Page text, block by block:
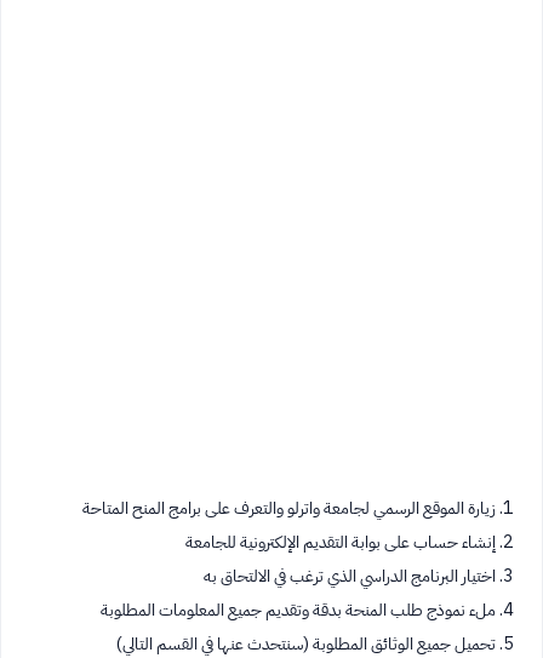
زيارة الموقع الرسمي لجامعة واترلو والتعرف على برامج المنح المتاحة
إنشاء حساب على بوابة التقديم الإلكترونية للجامعة
اختيار البرنامج الدراسي الذي ترغب في الالتحاق به
ملء نموذج طلب المنحة بدقة وتقديم جميع المعلومات المطلوبة
تحميل جميع الوثائق المطلوبة (سنتحدث عنها في القسم التالي)